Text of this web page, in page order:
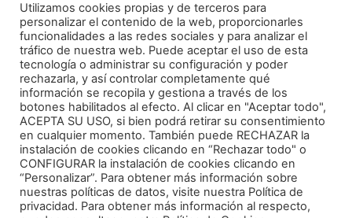
Contacto
info@goducha.com
611 66 88 22
Utilizamos cookies propias y de terceros para
personalizar el contenido de la web, proporcionarles
funcionalidades a las redes sociales y para analizar el
tráfico de nuestra web. Puede aceptar el uso de esta
tecnología o administrar su configuración y poder
rechazarla, y así controlar completamente qué
información se recopila y gestiona a través de los
botones habilitados al efecto. Al clicar en "Aceptar todo",
ACEPTA SU USO, si bien podrá retirar su consentimiento
en cualquier momento. También puede RECHAZAR la
instalación de cookies clicando en “Rechazar todo" o
CONFIGURAR la instalación de cookies clicando en
“Personalizar”. Para obtener más información sobre
nuestras políticas de datos, visite nuestra Política de
privacidad. Para obtener más información al respecto,
Hola 👋
¿En qué podemos ayudarte?